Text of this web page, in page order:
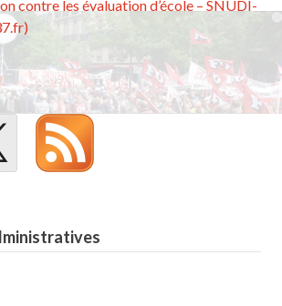
contre les évaluation d’école – SNUDI-